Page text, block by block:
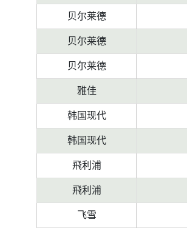
贝尔莱德
贝尔莱德
贝尔莱德
雅佳
韩国现代
韩国现代
飛利浦
飛利浦
飞雪